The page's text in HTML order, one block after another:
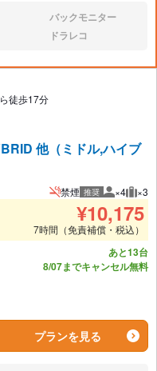
なし:バックモニター
なし:ドラレコ
徒歩17分
他（ミドル,ハイブ
禁煙 推奨 推奨人数
×4 推
×3
¥10,175
7時間（免責補償・税込）
あと13台
8/07までキャンセル無料
プランを見る